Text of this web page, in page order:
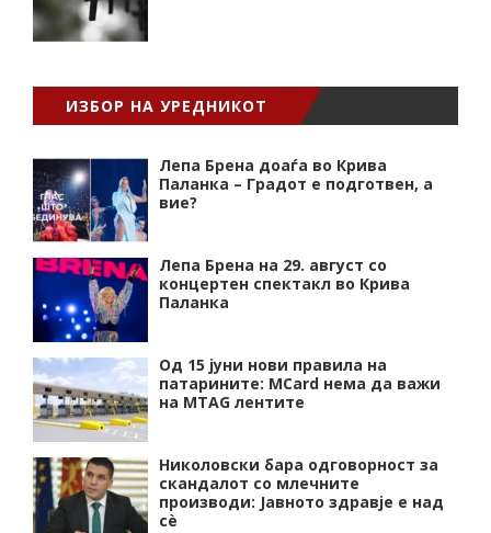
ИЗБОР НА УРЕДНИКОТ
Лепа Брена доаѓа во Крива
Паланка – Градот е подготвен, а
вие?
Лепа Брена на 29. август со
концертен спектакл во Крива
Паланка
Од 15 јуни нови правила на
патарините: MCard нема да важи
на MTAG лентите
Николовски бара одговорност за
скандалот со млечните
производи: Јавното здравје е над
сѐ